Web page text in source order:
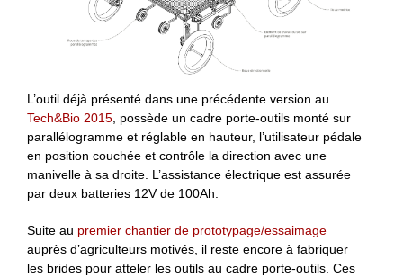
L’outil déjà présenté dans une précédente version au
Tech&Bio 2015, possède un cadre porte-outils monté sur
parallélogramme et réglable en hauteur, l’utilisateur pédale
en position couchée et contrôle la direction avec une
manivelle à sa droite. L’assistance électrique est assurée
par deux batteries 12V de 100Ah.
Suite au premier chantier de prototypage/essaimage
auprès d’agriculteurs motivés, il reste encore à fabriquer
les brides pour atteler les outils au cadre porte-outils. Ces